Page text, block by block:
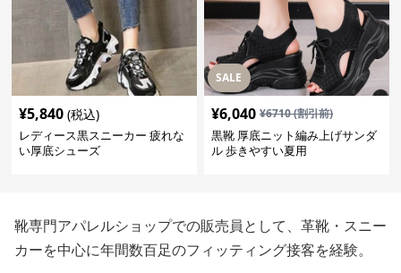
¥5,840 (税込)
レディース黒スニーカー 疲れな
い厚底シューズ
SALE
¥6,040 ¥6710(割引前)
黒靴 厚底ニット編み上げサンダ
ル 歩きやすい夏用
靴専門アパレルショップでの販売員として、革靴・スニー
カーを中心に年間数百足のフィッティング接客を経験。